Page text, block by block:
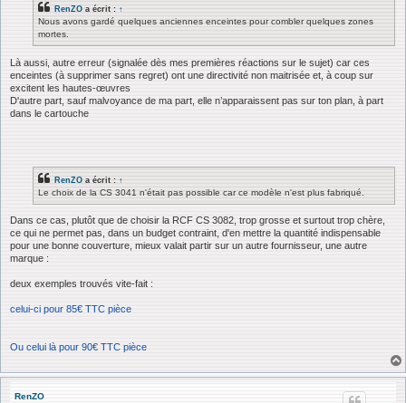
RenZO a écrit : ↑
Nous avons gardé quelques anciennes enceintes pour combler quelques zones
mortes.
Là aussi, autre erreur (signalée dès mes premières réactions sur le sujet) car ces
enceintes (à supprimer sans regret) ont une directivité non maitrisée et, à coup sur
excitent les hautes-œuvres
D'autre part, sauf malvoyance de ma part, elle n’apparaissent pas sur ton plan, à part
dans le cartouche
RenZO a écrit : ↑
Le choix de la CS 3041 n'était pas possible car ce modèle n'est plus fabriqué.
Dans ce cas, plutôt que de choisir la RCF CS 3082, trop grosse et surtout trop chère,
ce qui ne permet pas, dans un budget contraint, d'en mettre la quantité indispensable
pour une bonne couverture, mieux valait partir sur un autre fournisseur, une autre
marque :
deux exemples trouvés vite-fait :
celui-ci pour 85€ TTC pièce
Ou celui là pour 90€ TTC pièce
RenZO